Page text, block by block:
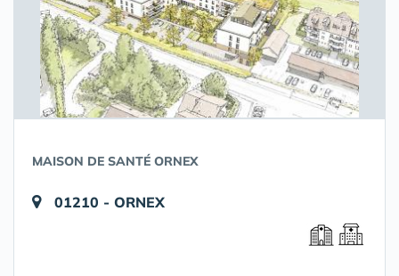
MAISON DE SANTÉ ORNEX
01210 - ORNEX